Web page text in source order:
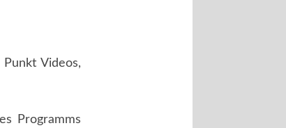
Videos,
Programms